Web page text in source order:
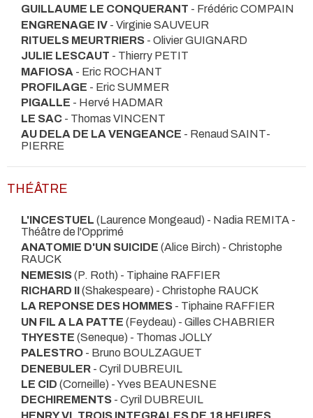
GUILLAUME LE CONQUERANT - Frédéric COMPAIN
ENGRENAGE IV - Virginie SAUVEUR
RITUELS MEURTRIERS - Olivier GUIGNARD
JULIE LESCAUT - Thierry PETIT
MAFIOSA - Eric ROCHANT
PROFILAGE - Eric SUMMER
PIGALLE - Hervé HADMAR
LE SAC - Thomas VINCENT
AU DELA DE LA VENGEANCE - Renaud SAINT-
PIERRE
THÉÂTRE
L'INCESTUEL (Laurence Mongeaud) - Nadia REMITA -
Théâtre de l'Opprimé
ANATOMIE D'UN SUICIDE (Alice Birch) - Christophe
RAUCK
NEMESIS(P. Roth) - Tiphaine RAFFIER
RICHARD II(Shakespeare) - Christophe RAUCK
LA REPONSE DES HOMMES - Tiphaine RAFFIER
UN FIL A LA PATTE (Feydeau) - Gilles CHABRIER
THYESTE (Seneque) - Thomas JOLLY
PALESTRO - Bruno BOULZAGUET
DENEBULER - Cyril DUBREUIL
LE CID (Corneille) - Yves BEAUNESNE
DECHIREMENTS - Cyril DUBREUIL
HENRY VI, TROIS INTEGRALES DE 18 HEURES